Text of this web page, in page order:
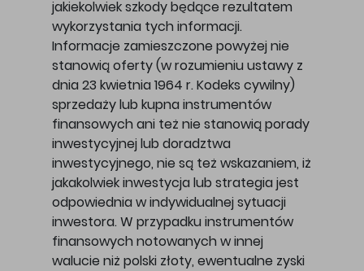
jakiekolwiek szkody będące rezultatem
wykorzystania tych informacji.
Informacje zamieszczone powyżej nie
stanowią oferty (w rozumieniu ustawy z
dnia 23 kwietnia 1964 r. Kodeks cywilny)
sprzedaży lub kupna instrumentów
finansowych ani też nie stanowią porady
inwestycyjnej lub doradztwa
inwestycyjnego, nie są też wskazaniem, iż
jakakolwiek inwestycja lub strategia jest
odpowiednia w indywidualnej sytuacji
inwestora. W przypadku instrumentów
finansowych notowanych w innej
walucie niż polski złoty, ewentualne zyski